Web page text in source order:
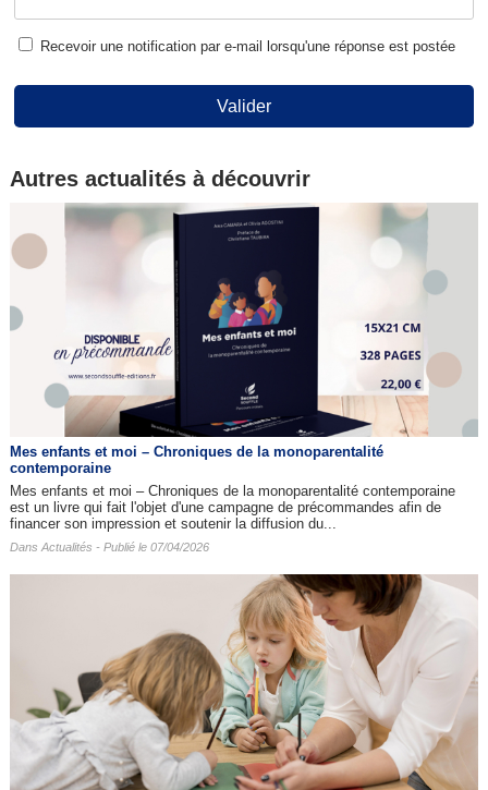
Recevoir une notification par e-mail lorsqu'une réponse est postée
Valider
Autres actualités à découvrir
Mes enfants et moi – Chroniques de la monoparentalité
contemporaine
Mes enfants et moi – Chroniques de la monoparentalité contemporaine
est un livre qui fait l'objet d'une campagne de précommandes afin de
financer son impression et soutenir la diffusion du...
Dans Actualités - Publié le 07/04/2026